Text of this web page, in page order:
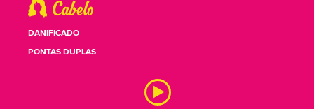
DANIFICADO
PONTAS DUPLAS